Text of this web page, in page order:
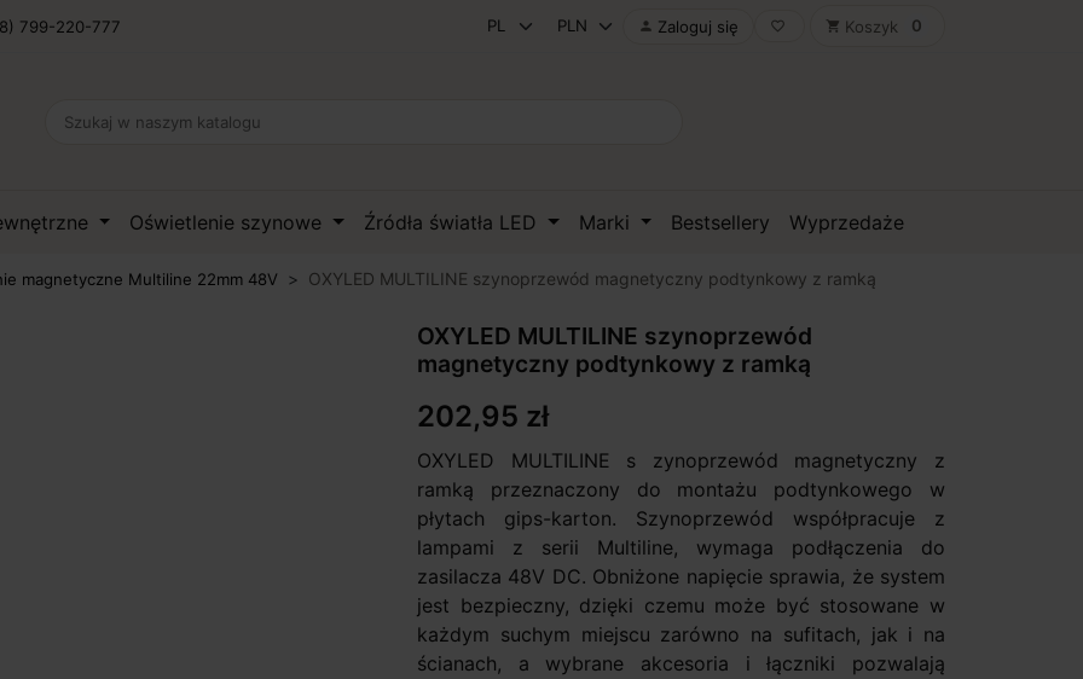
799-220-777  Zaloguj się favorite_border shopping_cart Koszyk 0
Oświetlenie szynowe Źródła światła LED Marki Bestsellery Wyprzedaże
magnetyczne Multiline 22mm 48V OXYLED MULTILINE szynoprzewód magnetyczny podtynkowy z ramką
OXYLED MULTILINE szynoprzewód
magnetyczny podtynkowy z ramką
202,95 zł
OXYLED MULTILINE s zynoprzewód magnetyczny z
ramką przeznaczony do montażu podtynkowego w
płytach gips-karton. Szynoprzewód współpracuje z
lampami z serii Multiline, wymaga podłączenia do
zasilacza 48V DC. Obniżone napięcie sprawia, że system
jest bezpieczny, dzięki czemu może być stosowane w
każdym suchym miejscu zarówno na sufitach, jak i na
ścianach, a wybrane akcesoria i łączniki pozwalają